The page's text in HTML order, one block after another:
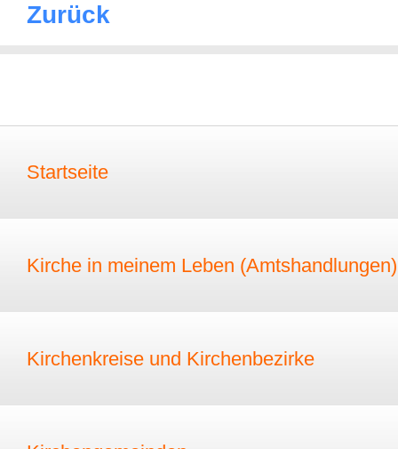
Zurück
Startseite
Kirche in meinem Leben (Amtshandlungen)
Kirchenkreise und Kirchenbezirke